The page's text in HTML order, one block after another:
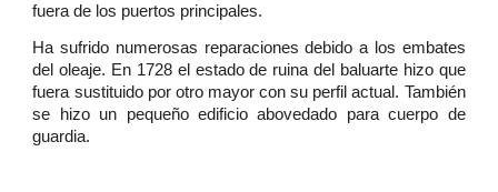
fuera de los puertos principales.
Ha sufrido numerosas reparaciones debido a los embates
del oleaje. En 1728 el estado de ruina del baluarte hizo que
fuera sustituido por otro mayor con su perfil actual. También
se hizo un pequeño edificio abovedado para cuerpo de
guardia.